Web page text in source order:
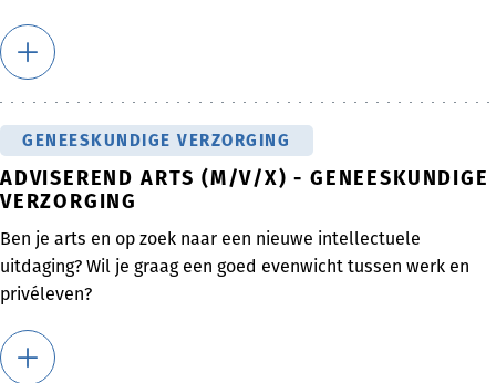
GENEESKUNDIGE VERZORGING
ADVISEREND ARTS (M/V/X) - GENEESKUNDIGE
VERZORGING
Ben je arts en op zoek naar een nieuwe intellectuele
uitdaging? Wil je graag een goed evenwicht tussen werk en
privéleven?